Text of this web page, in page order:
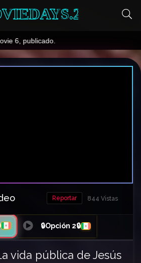
844 Vistas
Reportar
🔒Opción 2🔒
vida pública de Jesús